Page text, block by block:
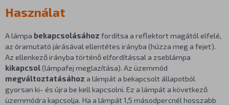
Használat
A lámpa bekapcsolásához fordítsa a reflektort magától elfelé,
az óramutató járásával ellentétes irányba (húzza meg a fejet).
Az ellenkező irányba történő elfordítással a zseblámpa
kikapcsol(lámpafej meglazítása). Az üzemmód
megváltoztatásához a lámpát a bekapcsolt állapotból
gyorsan ki- és újra be kell kapcsolni. Ez a lámpát a következő
üzemmódra kapcsolja. Ha a lámpát 1,5 másodpercnél hosszabb